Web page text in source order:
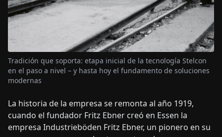
Tradición que soporta: etapa inicial de la tecnología Stelcon
en el paso a nivel – y hasta hoy el fundamento de soluciones
modernas
La historia de la empresa se remonta al año 1919,
cuando el fundador Fritz Ebner creó en Essen la
empresa Industrieböden Fritz Ebner, un pionero en su